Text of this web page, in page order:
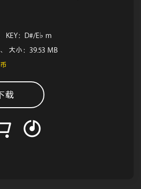
KEY：D#/E♭ m
大小：39.53 MB
载